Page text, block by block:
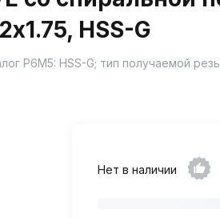
HSS-G
Нет в наличии